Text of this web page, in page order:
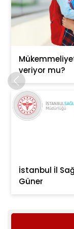
veriyor mu?
İstanbul İl
Güner